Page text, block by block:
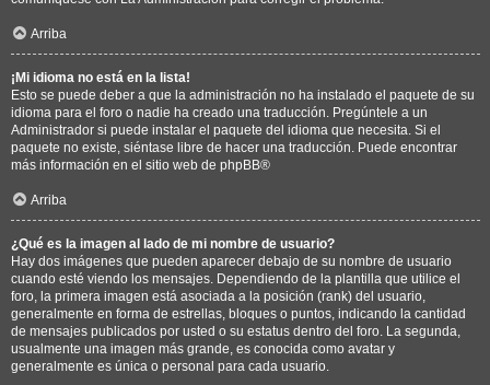
Arriba
¡Mi idioma no está en la lista!
Esto se puede deber a que la administración no ha instalado el paquete de su
idioma para el foro o nadie ha creado una traducción. Pregúntele a un
Administrador si puede instalar el paquete del idioma que necesita. Si el
paquete no existe, siéntase libre de hacer una traducción. Puede encontrar
más información en el sitio web de phpBB®
Arriba
¿Qué es la imagen al lado de mi nombre de usuario?
Hay dos imágenes que pueden aparecer debajo de su nombre de usuario
cuando esté viendo los mensajes. Dependiendo de la plantilla que utilice el
foro, la primera imagen está asociada a la posición (rank) del usuario,
generalmente en forma de estrellas, bloques o puntos, indicando la cantidad
de mensajes publicados por usted o su estatus dentro del foro. La segunda,
usualmente una imagen más grande, es conocida como avatar y
generalmente es única o personal para cada usuario.